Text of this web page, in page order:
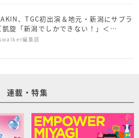
、TGC初出演＆地元・新潟にサプラ
凱旋「新潟でしかできない！」＜
presents TGC 新潟 2026＞
編集部
連載・特集